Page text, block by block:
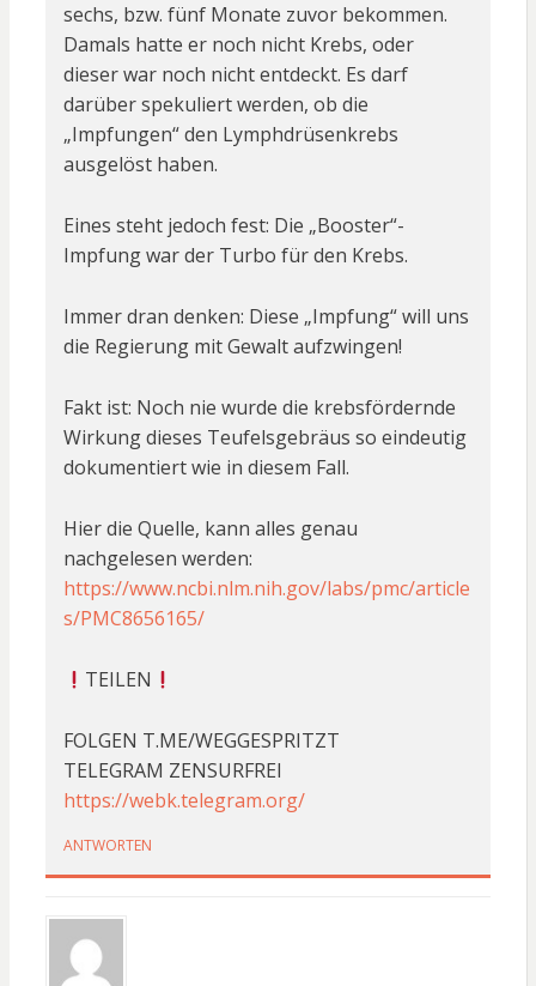
sechs, bzw. fünf Monate zuvor bekommen.
Damals hatte er noch nicht Krebs, oder
dieser war noch nicht entdeckt. Es darf
darüber spekuliert werden, ob die
„Impfungen“ den Lymphdrüsenkrebs
ausgelöst haben.
Eines steht jedoch fest: Die „Booster“-
Impfung war der Turbo für den Krebs.
Immer dran denken: Diese „Impfung“ will uns
die Regierung mit Gewalt aufzwingen!
Fakt ist: Noch nie wurde die krebsfördernde
Wirkung dieses Teufelsgebräus so eindeutig
dokumentiert wie in diesem Fall.
Hier die Quelle, kann alles genau
nachgelesen werden:
https://www.ncbi.nlm.nih.gov/labs/pmc/article
s/PMC8656165/
TEILEN
FOLGEN T.ME/WEGGESPRITZT
TELEGRAM ZENSURFREI
https://webk.telegram.org/
ANTWORTEN